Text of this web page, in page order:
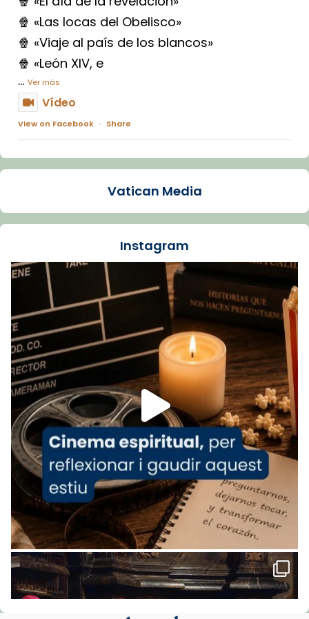
🍿 «Las locas del Obelisco»
🍿 «Viaje al país de los blancos»
🍿 «León XIV, e
... Ver más
Vídeo
View on Facebook · Share
Arquebisbat de Barcelona
La Carmina va patir depressió. Fa gairebé
dos mesos, a l'Estadi Lluís Companys, la
Recupera l'entrevista comp
Vatican
tican News 👇
www.vaticannews.va/es/iglesia/news/2026-
07/carmina-historia-depresion-papa-viaje-
espana-testimoni...
Foto
View on Facebook · Share
Arquebisbat de Barcelona
1 week ago
«Avui les santes Juliana i Semproniana ens
ajuden a alçar la mirada»
Mons. Sergi Gordo, bisbe de Tortosa, ha
presidit aquest 27 de juliol la missa de Les
Santes de Mataró.
🔗 tinyurl.com/cvu5jmbk
📸 J. Merino
Vatican Media
Instagram